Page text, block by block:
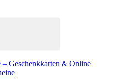
– Geschenkkarten & Online